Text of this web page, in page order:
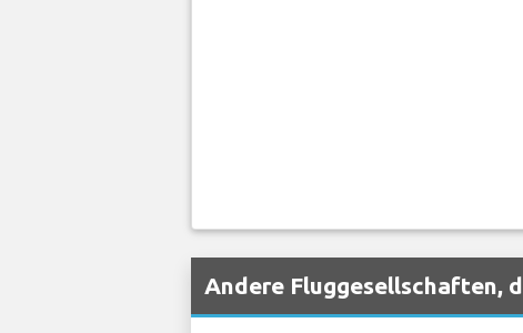
Andere Fluggesellschaften,